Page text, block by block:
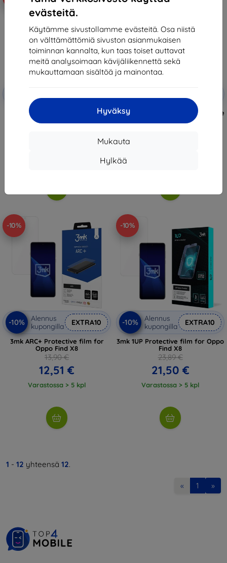
evästeitä.
Käytämme sivustollamme evästeitä. Osa niistä
on välttämättömiä sivuston asianmukaisen
toiminnan kannalta, kun taas toiset auttavat
meitä analysoimaan kävijäliikennettä sekä
mukauttamaan sisältöä ja mainontaa.
Hyväksy
Mukauta
Hylkää
kupongilla
3mk FlexibleGlass Hybrid glass
for Oppo Find X8
kupongilla
3mk Clear Case Smartphone case
for Oppo Find X8
-10%
-10%
Alennus
kupongilla
EXTRA10
3mk ARC+ Protective film for
Oppo Find X8
13,90 €
12,51 €
Varastossa > 5 kpl
-10%
-10%
Alennus
kupongilla
EXTRA10
3mk 1UP Protective film for Oppo
Find X8
23,89 €
21,50 €
Varastossa > 5 kpl
1 - 12 yhteensä 12.
« 1 »